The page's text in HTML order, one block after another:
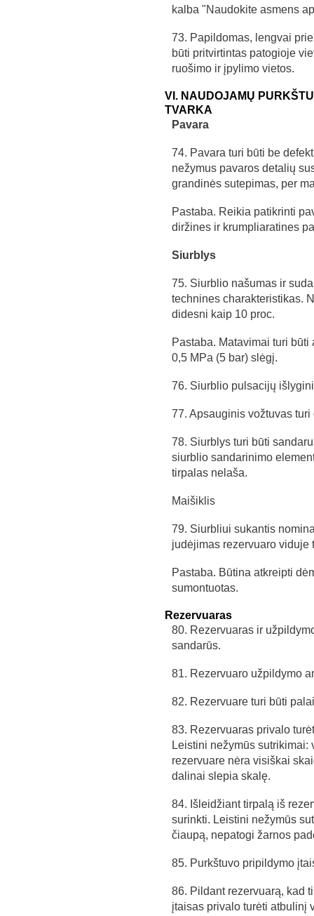
kalba "Naudokite asmens
73. Papildomas, lengvai
būti pritvirtintas patogioje
ruošimo ir įpylimo vietos.
VI. NAUDOJAMŲ
TVARKA
Pavara
74. Pavara turi būti be
nežymus pavaros detalių
grandinės sutepimas, per
Pastaba. Reikia patikrinti
diržines ir krumpliaratines
Siurblys
75. Siurblio našumas ir
technines charakteristikas.
didesni kaip 10 proc.
Pastaba. Matavimai turi
0,5 MPa (5 bar) slėgį.
76. Siurblio pulsacijų
77. Apsauginis vožtuvas
78. Siurblys turi būti
siurblio sandarinimo
tirpalas nelaša.
Maišiklis
79. Siurbliui sukantis
judėjimas rezervuaro viduje
Pastaba. Būtina atkreipti
sumontuotas.
Rezervuaras
80. Rezervuaras ir
sandarūs.
81. Rezervuaro užpildymo
82. Rezervuare turi būti
83. Rezervuaras privalo
Leistini nežymūs sutrikimai:
rezervuare nėra visiškai
dalinai slepia skalę.
84. Išleidžiant tirpalą iš
surinkti. Leistini nežymūs
čiaupą, nepatogi žarnos
85. Purkštuvo pripildymo
86. Pildant rezervuarą, kad
įtaisas privalo turėti atbulinį